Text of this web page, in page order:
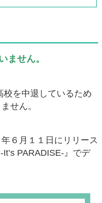
ません。
を中退しているため
せん。
６月１１日にリリース
It’s PARADISE-』でデ